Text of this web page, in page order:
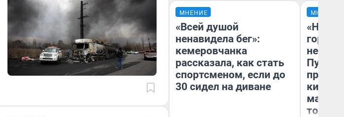
МНЕНИЕ
«Всей душой
ненавидела бег»:
кемеровчанка
рассказала, как стать
спортсменом, если до
30 сидел на диване
МНЕНИЕ
«Нет
того